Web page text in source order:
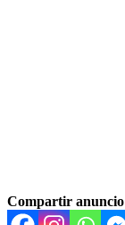
Compartir anuncio